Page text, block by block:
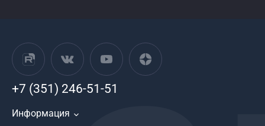
Информация
+7 (351) 246-51-51